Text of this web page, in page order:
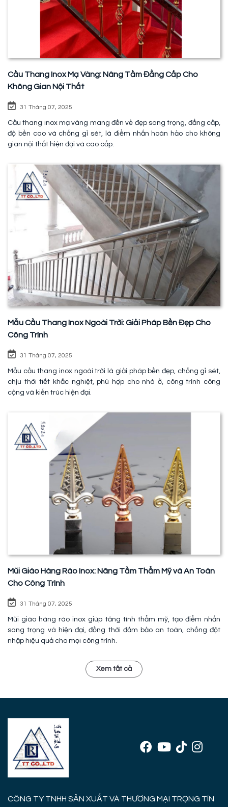
Cầu Thang Inox Mạ Vàng: Nâng Tầm Đẳng Cấp Cho
Không Gian Nội Thất
31 Tháng 07, 2025
Cầu thang inox mạ vàng mang đến vẻ đẹp sang trọng, đẳng cấp,
độ bền cao và chống gỉ sét, là điểm nhấn hoàn hảo cho không
gian nội thất hiện đại và cao cấp.
Mẫu Cầu Thang Inox Ngoài Trời: Giải Pháp Bền Đẹp Cho
Công Trình
31 Tháng 07, 2025
Mẫu cầu thang inox ngoài trời là giải pháp bền đẹp, chống gỉ sét,
chịu thời tiết khắc nghiệt, phù hợp cho nhà ở, công trình công
cộng và kiến trúc hiện đại.
Mũi Giáo Hàng Rào Inox: Nâng Tầm Thẩm Mỹ và An Toàn
Cho Công Trình
31 Tháng 07, 2025
Mũi giáo hàng rào inox giúp tăng tính thẩm mỹ, tạo điểm nhấn
sang trọng và hiện đại, đồng thời đảm bảo an toàn, chống đột
nhập hiệu quả cho mọi công trình.
Xem tất cả
CÔNG TY TNHH SẢN XUẤT VÀ THƯƠNG MẠI TRỌNG TÍN